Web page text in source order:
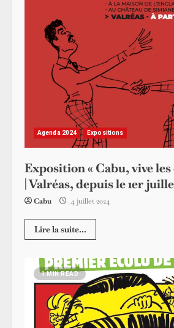
Agenda 2024 Expositions
Exposition « Cabu, vive les
| Valréas, depuis le 1er
Cabu 4 juillet 2024
Lire la suite...
1 MIN READ